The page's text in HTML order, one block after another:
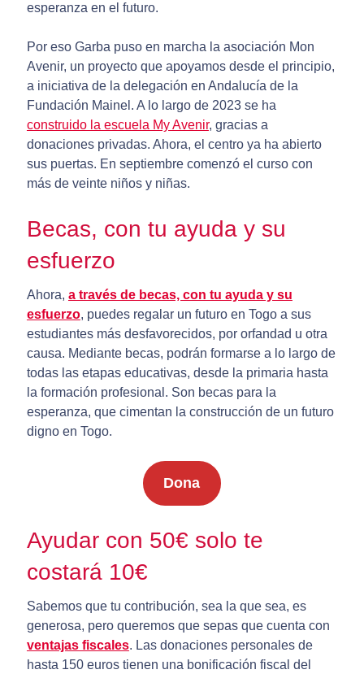
esperanza en el futuro.
Por eso Garba puso en marcha la asociación Mon
Avenir, un proyecto que apoyamos desde el principio,
a iniciativa de la delegación en Andalucía de la
Fundación Mainel. A lo largo de 2023 se ha
construido la escuela My Avenir, gracias a
donaciones privadas. Ahora, el centro ya ha abierto
sus puertas. En septiembre comenzó el curso con
más de veinte niños y niñas.
Becas, con tu ayuda y su
esfuerzo
Ahora, a través de becas, con tu ayuda y su
esfuerzo, puedes regalar un futuro en Togo a sus
estudiantes más desfavorecidos, por orfandad u otra
causa. Mediante becas, podrán formarse a lo largo de
todas las etapas educativas, desde la primaria hasta
la formación profesional. Son becas para la
esperanza, que cimentan la construcción de un futuro
digno en Togo.
Dona
Ayudar con 50€ solo te
costará 10€
Sabemos que tu contribución, sea la que sea, es
generosa, pero queremos que sepas que cuenta con
ventajas fiscales. Las donaciones personales de
hasta 150 euros tienen una bonificación fiscal del